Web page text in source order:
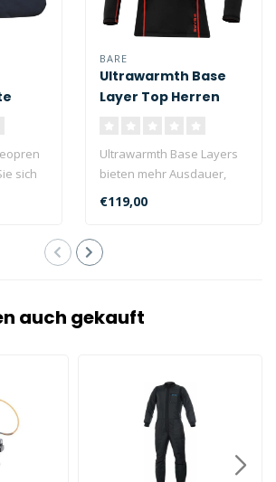
sich
BARE
Ultrawarmth Base
Layer Top Herren
Ultrawarmth Base Layers
bieten mehr Ausdauer,
schnellere Erholung und
erhöhen d..
€119,00
auch gekauft